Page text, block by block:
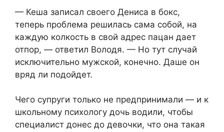
— Кеша записал своего Дениса в бокс,
теперь проблема решилась сама собой, на
каждую колкость в свой адрес пацан дает
отпор, — ответил Володя. — Но тут случай
исключительно мужской, конечно. Даше он
вряд ли подойдет.
Чего супруги только не предпринимали — и к
школьному психологу дочь водили, чтобы
специалист донес до девочки, что она такая